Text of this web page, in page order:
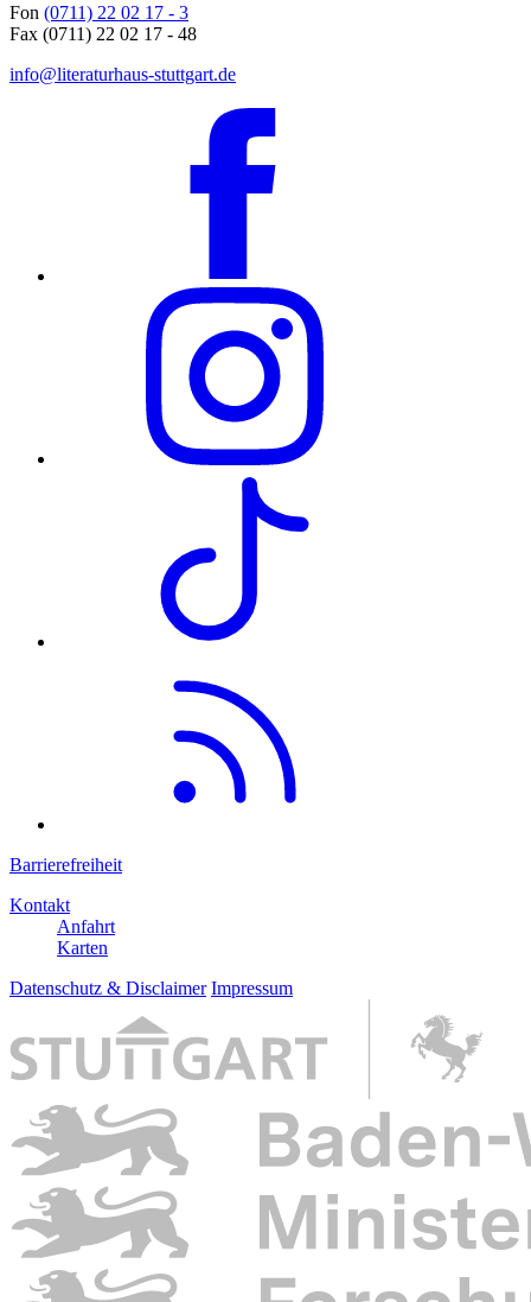
Fon (0711) 22 02 17 - 3
Fax (0711) 22 02 17 - 48
info@literaturhaus-stuttgart.de
Barrierefreiheit
Kontakt
Anfahrt
Karten
Datenschutz & Disclaimer Impressum